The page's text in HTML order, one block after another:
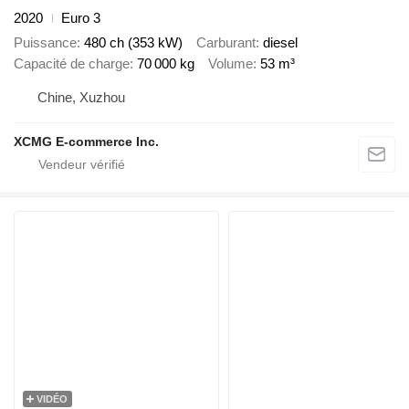
2020
Euro 3
Puissance 480 ch (353 kW) Carburant diesel
Capacité de charge 70 000 kg Volume 53 m³
Chine, Xuzhou
XCMG E-commerce Inc.
VIDÉO